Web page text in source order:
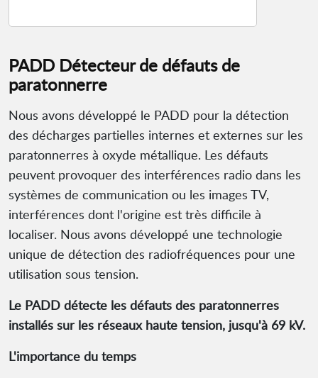
PADD Détecteur de défauts de
paratonnerre
Nous avons développé le PADD pour la détection
des décharges partielles internes et externes sur les
paratonnerres à oxyde métallique. Les défauts
peuvent provoquer des interférences radio dans les
systèmes de communication ou les images TV,
interférences dont l'origine est très difficile à
localiser. Nous avons développé une technologie
unique de détection des radiofréquences pour une
utilisation sous tension.
Le PADD détecte les défauts des paratonnerres
installés sur les réseaux haute tension, jusqu'à 69 kV.
L'importance du temps